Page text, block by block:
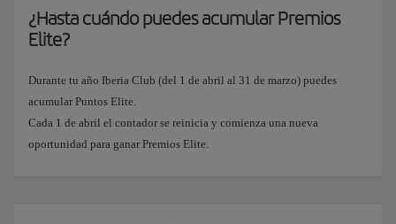
¿Hasta cuándo puedes acumular Premios
Elite?
Durante tu año Iberia Club (del 1 de abril al 31 de marzo) puedes
acumular Puntos Elite.
Cada 1 de abril el contador se reinicia y comienza una nueva
oportunidad para ganar Premios Elite.